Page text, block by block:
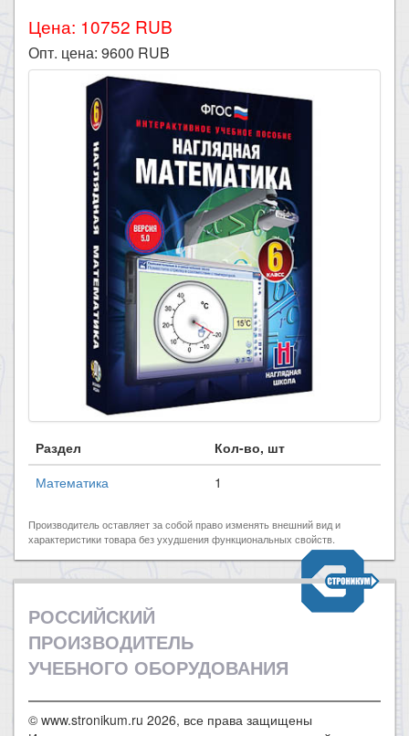
Цена: 10752 RUB
Опт. цена: 9600 RUB
Раздел
Кол-во, шт
Математика
1
Производитель оставляет за собой право изменять внешний вид и
характеристики товара без ухудшения функциональных свойств.
РОССИЙСКИЙ
ПРОИЗВОДИТЕЛЬ
УЧЕБНОГО ОБОРУДОВАНИЯ
© www.stronikum.ru 2026, все права защищены